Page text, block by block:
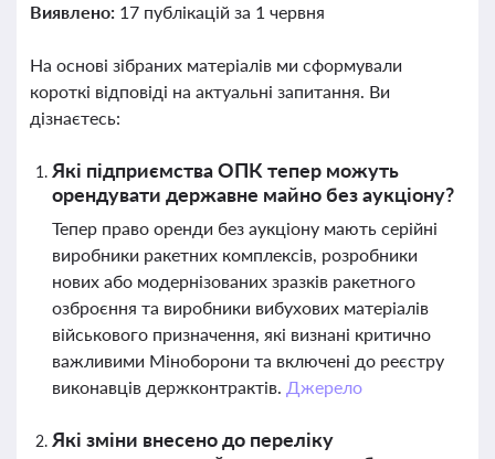
Виявлено: 17 публікацій за 1 червня
На основі зібраних матеріалів ми сформували
короткі відповіді на актуальні запитання. Ви
дізнаєтесь:
Які підприємства ОПК тепер можуть
орендувати державне майно без аукціону?
Тепер право оренди без аукціону мають серійні
виробники ракетних комплексів, розробники
нових або модернізованих зразків ракетного
озброєння та виробники вибухових матеріалів
військового призначення, які визнані критично
важливими Міноборони та включені до реєстру
виконавців держконтрактів. Джерело
Які зміни внесено до переліку